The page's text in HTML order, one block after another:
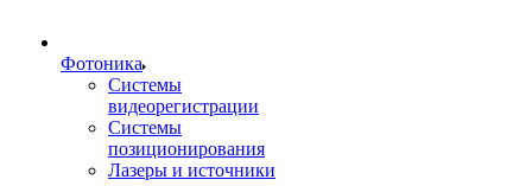
Фотоника
Cистемы
видеорегистрации
Системы
позиционирования
Лазеры и источники